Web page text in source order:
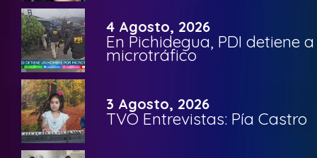
4 Agosto, 2026
En Pichidegua, PDI detiene
microtráfico
3 Agosto, 2026
TVO Entrevistas: Pía Castro